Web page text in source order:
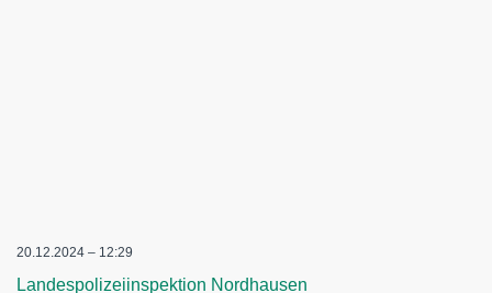
20.12.2024 – 12:29
Landespolizeiinspektion Nordhausen